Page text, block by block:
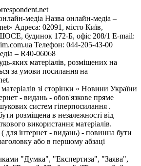
медіа Назва онлайн-медіа –
Адреса: 02091, місто Київ,
будинок 172-Б, офіс 208/1 E-mail:
Телефон: 044-205-43-00
– R40-06068
яких матеріалів, розміщених на
за умови посилання на
зі сторінки « Новини України
- видань - обов'язкове пряме
систем гіперпосилання .
розміщена в незалежності від
використання матеріалів.
для інтернет - видань) - повинна бути
або в першому абзаці
"Думка", "Експертиза", "Заява",